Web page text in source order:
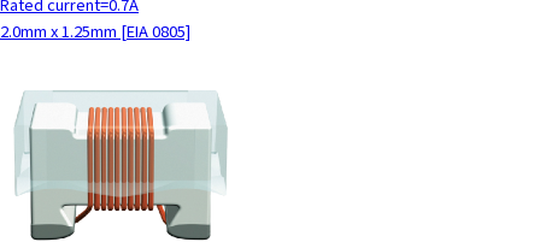
o
n2.0mm x 1.25mm [EIA 0805]